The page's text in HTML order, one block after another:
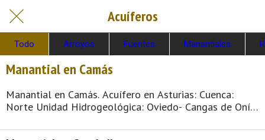
Acuíferos
Todo Arroyos Fuentes Manantiales
Manantial en Camás
Manantial en Camás. Acuífero en Asturias: Cuenca:
Norte Unidad Hidrogeológica: Oviedo- Cangas de Onís
Onis Cota: 280 Naturaleza: Manantial Uso: No se